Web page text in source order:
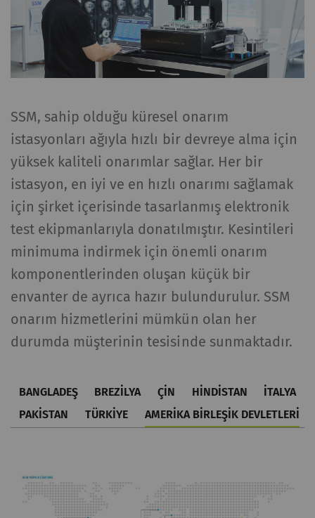
SSM, sahip olduğu küresel onarım
istasyonları ağıyla hızlı bir devreye alma için
yüksek kaliteli onarımlar sağlar. Her bir
istasyon, en iyi ve en hızlı onarımı sağlamak
için şirket içerisinde tasarlanmış elektronik
test ekipmanlarıyla donatılmıştır. Kesintileri
minimuma indirmek için önemli onarım
komponentlerinden oluşan küçük bir
envanter de ayrıca hazır bulundurulur. SSM
onarım hizmetlerini mümkün olan her
durumda müşterinin tesisinde sunmaktadır.
BANGLADEŞ BREZILYA ÇIN HINDISTAN
İTALYA
PAKISTAN
TÜRKIYE AMERIKA BIRLEŞIK DEVLETLERI